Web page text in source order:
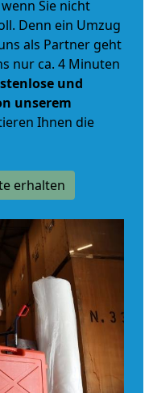
Sie nicht
Denn ein Umzug
als Partner geht
nur ca. 4 Minuten
und
unserem
Ihnen die
erhalten